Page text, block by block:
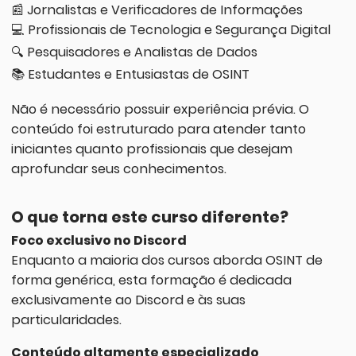
📰 Jornalistas e Verificadores de Informações
💻 Profissionais de Tecnologia e Segurança Digital
🔍 Pesquisadores e Analistas de Dados
📚 Estudantes e Entusiastas de OSINT
Não é necessário possuir experiência prévia. O
conteúdo foi estruturado para atender tanto
iniciantes quanto profissionais que desejam
aprofundar seus conhecimentos.
O que torna este curso diferente?
Foco exclusivo no Discord
Enquanto a maioria dos cursos aborda OSINT de
forma genérica, esta formação é dedicada
exclusivamente ao Discord e às suas
particularidades.
Conteúdo altamente especializado